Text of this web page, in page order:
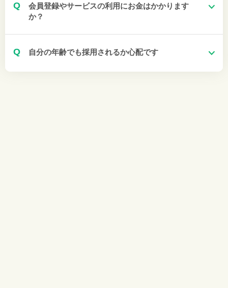
Q
会員登録やサービスの利用にお金はかかります
か？
Q 自分の年齢でも採用されるか心配です